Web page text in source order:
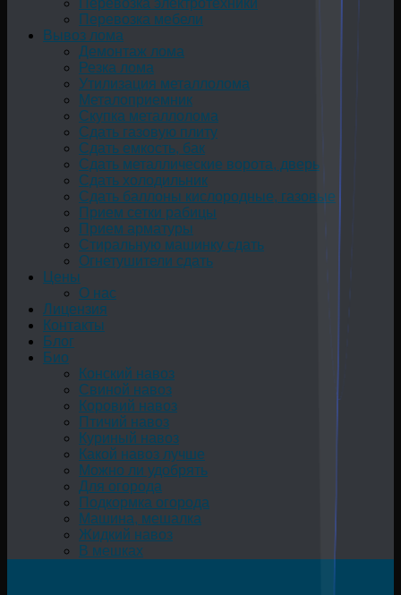
Перевозка электротехники
Перевозка мебели
Вывоз лома
Демонтаж лома
Резка лома
Утилизация металлолома
Металоприемник
Скупка металлолома
Сдать газовую плиту
Сдать емкость, бак
Cдать металлические ворота, дверь
Сдать холодильник
Сдать баллоны кислородные, газовые
Прием сетки рабицы
Прием арматуры
Стиральную машинку сдать
Огнетушители сдать
Цены
О нас
Лицензия
Контакты
Блог
Био
Конский навоз
Свиной навоз
Коровий навоз
Птичий навоз
Куриный навоз
Какой навоз лучше
Можно ли удобрять
Для огорода
Подкормка огорода
Машина, мешалка
Жидкий навоз
В мешках